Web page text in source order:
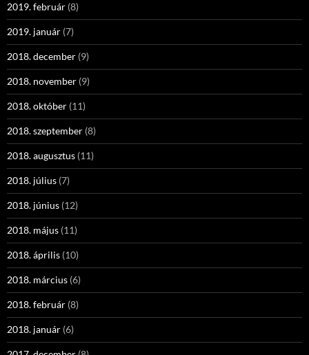
2019. február (8)
2019. január (7)
2018. december (9)
2018. november (9)
2018. október (11)
2018. szeptember (8)
2018. augusztus (11)
2018. július (7)
2018. június (12)
2018. május (11)
2018. április (10)
2018. március (6)
2018. február (8)
2018. január (6)